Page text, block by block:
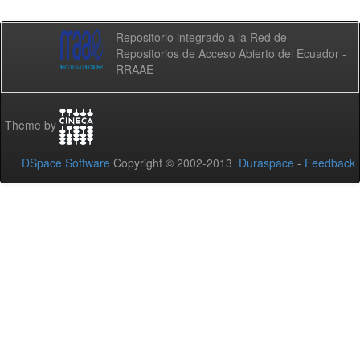
Repositorio integrado a la Red de
Repositorios de Acceso Abierto del Ecuador -
RRAAE
Theme by
DSpace Software Copyright © 2002-2013 Duraspace - Feedback